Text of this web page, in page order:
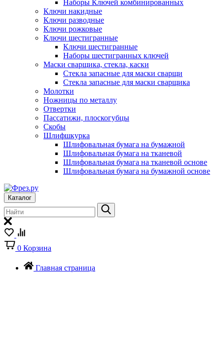
Наборы Ключей комбинированных
Ключи накидные
Ключи разводные
Ключи рожковые
Ключи шестигранные
Ключи шестигранные
Наборы шестигранных ключей
Маски сварщика, стекла, каски
Стекла запасные для маски сварщи
Стекла запасные для маски сварщика
Молотки
Ножницы по металлу
Отвертки
Пассатижи, плоскогубцы
Скобы
Шлифшкурка
Шлифовальная бумага на бумажной
Шлифовальная бумага на тканевой
Шлифовальная бумага на тканевой основе
Шлифовальная бумага на бумажной основе
Каталог
0 Корзина
Главная страница